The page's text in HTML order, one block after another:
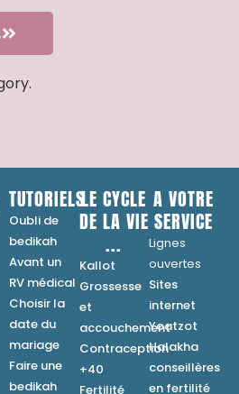
TUTORIELS
Oubli de
bedikah
Avant un
RV médical
Choisir la
date du
mariage
Faire une
bedikah
LE CYCLE
DE LA VIE
...
Kallot
Grossesse
et
accouchement
Contraception
+40
Fertilité
A VOTRE
SERVICE
Lignes
ouvertes
Sites
internet
Yoatzot
Halakha
conseillères
en fertilité